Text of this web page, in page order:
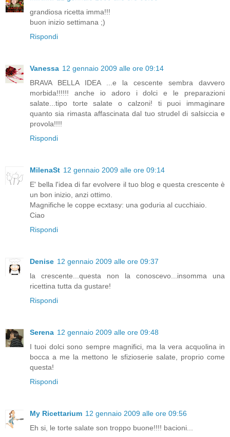
grandiosa ricetta imma!!!
buon inizio settimana ;)
Rispondi
Vanessa 12 gennaio 2009 alle ore 09:14
BRAVA BELLA IDEA ...e la cescente sembra davvero
morbida!!!!!! anche io adoro i dolci e le preparazioni
salate...tipo torte salate o calzoni! ti puoi immaginare
quanto sia rimasta affascinata dal tuo strudel di salsiccia e
provola!!!!
Rispondi
MilenaSt 12 gennaio 2009 alle ore 09:14
E' bella l'idea di far evolvere il tuo blog e questa crescente è
un bon inizio, anzi ottimo.
Magnifiche le coppe ecxtasy: una goduria al cucchiaio.
Ciao
Rispondi
Denise 12 gennaio 2009 alle ore 09:37
la crescente...questa non la conoscevo...insomma una
ricettina tutta da gustare!
Rispondi
Serena 12 gennaio 2009 alle ore 09:48
I tuoi dolci sono sempre magnifici, ma la vera acquolina in
bocca a me la mettono le sfizioserie salate, proprio come
questa!
Rispondi
My Ricettarium 12 gennaio 2009 alle ore 09:56
Eh si, le torte salate son troppo buone!!!! bacioni...